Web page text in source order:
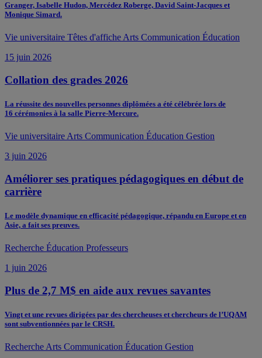
Granger, Isabelle Hudon, Mercédez Roberge, David Saint-Jacques et
Monique Simard.
Vie universitaire Têtes d'affiche Arts Communication Éducation
15 juin 2026
Collation des grades 2026
La réussite des nouvelles personnes diplômées a été célébrée lors de
16 cérémonies à la salle Pierre-Mercure.
Vie universitaire Arts Communication Éducation Gestion
3 juin 2026
Améliorer ses pratiques pédagogiques en début de
carrière
Le modèle dynamique en efficacité pédagogique, répandu en Europe et en
Asie, a fait ses preuves.
Recherche Éducation Professeurs
1 juin 2026
Plus de 2,7 M$ en aide aux revues savantes
Vingt et une revues dirigées par des chercheuses et chercheurs de l’UQAM
sont subventionnées par le CRSH.
Recherche Arts Communication Éducation Gestion